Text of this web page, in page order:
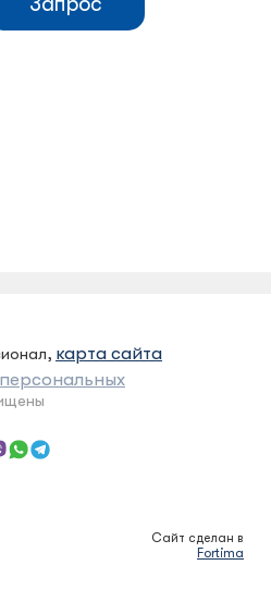
карта сайта
Сайт сделан в
Fortima